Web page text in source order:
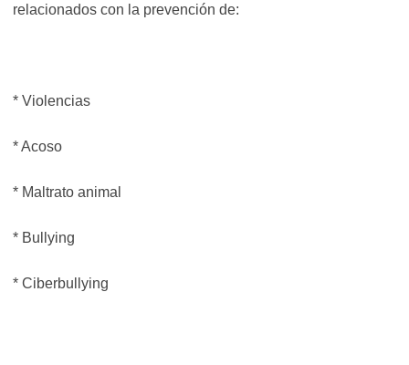
relacionados con la prevención de:
* Violencias
* Acoso
* Maltrato animal
* Bullying
* Ciberbullying